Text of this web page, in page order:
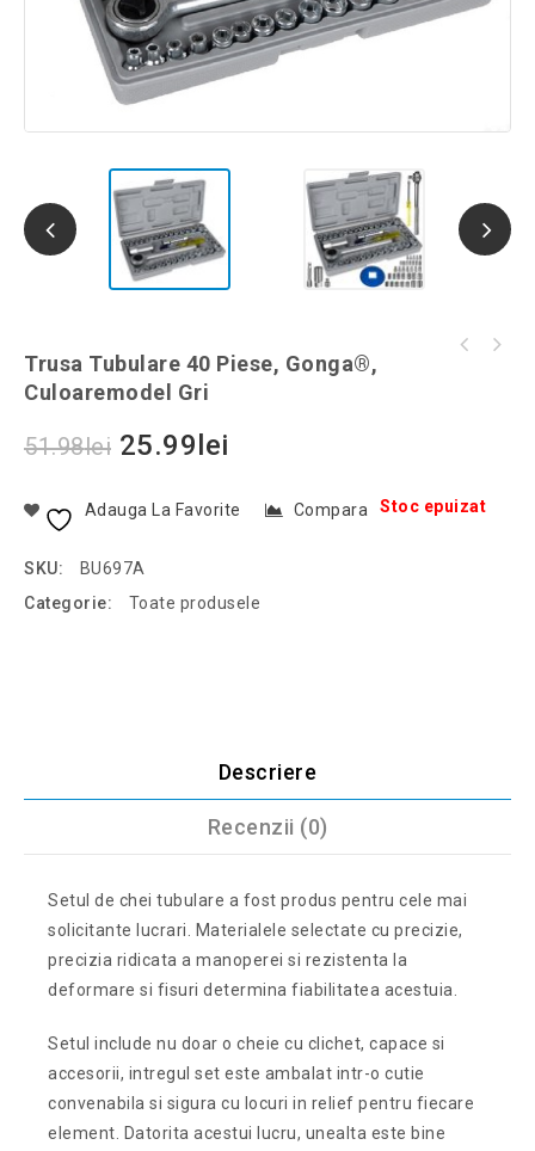
Trusa Tubulare 40 Piese, Gonga®,
Culoaremodel Gri
51.98lei 25.99 lei
Stoc epuizat
Adauga La Favorite Compara
SKU:
BU697A
Categorie:
Toate produsele
Descriere
Recenzii (0)
Setul de chei tubulare a fost produs pentru cele mai
solicitante lucrari. Materialele selectate cu precizie,
precizia ridicata a manoperei si rezistenta la
deformare si fisuri determina fiabilitatea acestuia.
Setul include nu doar o cheie cu clichet, capace si
accesorii, intregul set este ambalat intr-o cutie
convenabila si sigura cu locuri in relief pentru fiecare
element. Datorita acestui lucru, unealta este bine